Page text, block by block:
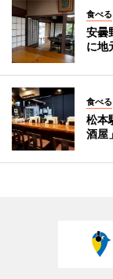
食べる
安曇
に地
食べる
松本
酒屋